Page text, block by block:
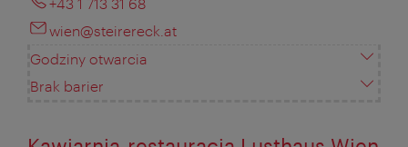
wien@steirereck.at
Godziny otwarcia
Brak barier